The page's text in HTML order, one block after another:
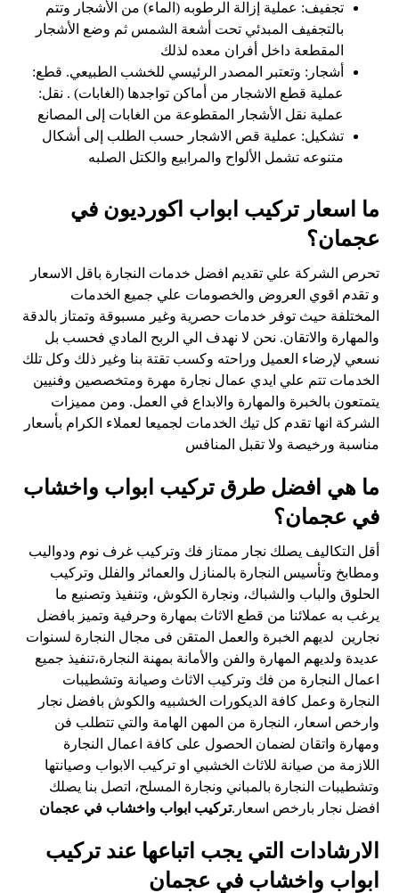
تجفيف: عملية إزالة الرطوبه (الماء) من الأشجار وتتم
بالتجفيف المبدئي تحت أشعة الشمس ثم وضع الأشجار
المقطعة داخل أفران معده لذلك
أشجار: وتعتبر المصدر الرئيسي للخشب الطبيعي. قطع:
عملية قطع الاشجار من أماكن تواجدها (الغابات) . نقل:
عملية نقل الأشجار المقطوعة من الغابات إلى المصانع
تشكيل: عملية قص الاشجار حسب الطلب إلى أشكال
متنوعه تشمل الألواح والمرابيع والكتل الصلبه
ما اسعار تركيب ابواب اكورديون في
عجمان؟
تحرص الشركة علي تقديم افضل خدمات النجارة باقل الاسعار
و تقدم اقوي العروض والخصومات علي جميع الخدمات
المختلفة حيث توفر خدمات حصرية وغير مسبوقة وتمتاز بالدقة
والمهارة والاتقان. نحن لا نهدف الي الربح المادي فحسب بل
نسعي لإرضاء العميل وراحته وكسب تقتة بنا وغير ذلك وكل تلك
الخدمات تتم علي ايدي عمال نجارة مهرة ومتخصصين وفنيين
يتمتعون بالخبرة والمهارة والابداع في العمل. ومن مميزات
الشركة انها تقدم كل تيك الخدمات لجميعا لعملاء الكرام بأسعار
مناسبة ورخيصة ولا تقبل المنافس
ما هي افضل طرق تركيب ابواب واخشاب
في عجمان؟
أقل التكاليف يصلك نجار ممتاز فك وتركيب غرف نوم ودواليب
ومطابخ وتأسيس النجارة بالمنازل والعمائر والفلل وتركيب
الحلوق والباب والشباك، ونجارة الكوش، وتنفيذ وتصنيع ما
يرغب به عملائنا من قطع الاثاث بمهارة وحرفية وتميز بافضل
نجارين لديهم الخبرة والعمل المتقن فى مجال النجارة لسنوات
عديدة ولديهم المهارة والفن والأمانة بمهنة النجارة،تنفيذ جميع
اعمال النجارة من فك وتركيب الاثاث وصيانة وتشطيبات
النجارة وعمل كافة الديكورات الخشبيه والكوش بافضل نجار
وارخص اسعار، النجارة من المهن الهامة والتي تتطلب فن
ومهارة واتقان لضمان الحصول على كافة اعمال النجارة
اللازمة من صيانة للاثاث الخشبي او تركيب الابواب وصيانتها
وتشطيبات النجارة بالمباني ونجارة المسلح، اتصل بنا يصلك
افضل نجار بارخص اسعار.تركيب ابواب واخشاب في عجمان
الارشادات التي يجب اتباعها عند تركيب
ابواب واخشاب في عجمان